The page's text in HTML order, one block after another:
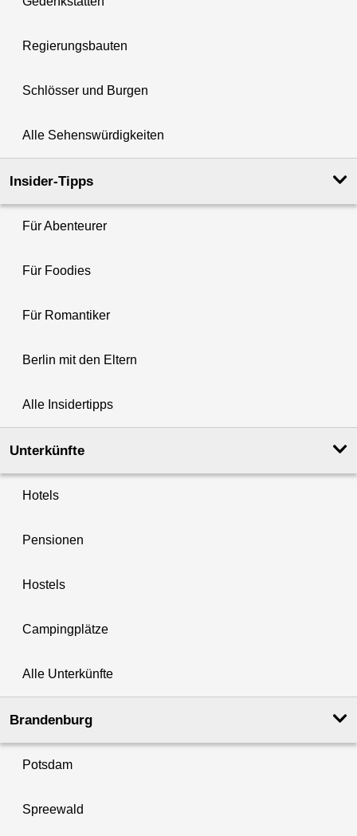
Regierungsbauten
Schlösser und Burgen
Alle Sehenswürdigkeiten
Insider-Tipps
Für Abenteurer
Für Foodies
Für Romantiker
Berlin mit den Eltern
Alle Insidertipps
Unterkünfte
Hotels
Pensionen
Hostels
Campingplätze
Alle Unterkünfte
Brandenburg
Potsdam
Spreewald